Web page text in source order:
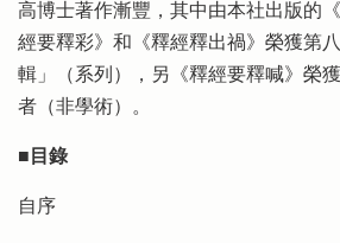
高博士著作漸豐，其中由本社出版的
經要釋彩》和《釋經釋出禍》榮獲第
輯」（系列），另《釋經要釋喊》榮
者（非學術）。
■目錄
自序